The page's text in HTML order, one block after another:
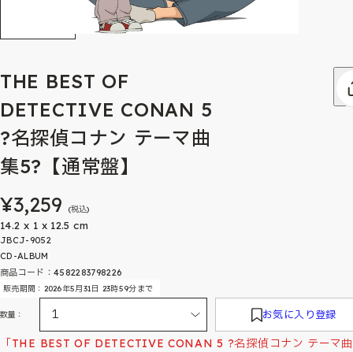
THE BEST OF
DETECTIVE CONAN 5
?名探偵コナン テーマ曲
集5?【通常盤】
¥3,259 (税込)
14.2 x 1 x 12.5 cm
JBCJ-9052
CD-ALBUM
商品コード：4582283798226
販売期間：2026年5月31日 23時59分まで
数量： お気に入り登録
「THE BEST OF DETECTIVE CONAN 5 ?名探偵コナン テーマ